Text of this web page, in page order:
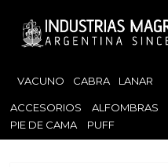
VACUNO CABRA LANAR
ACCESORIOS ALFOMBRAS
PIE DE CAMA
PUFF